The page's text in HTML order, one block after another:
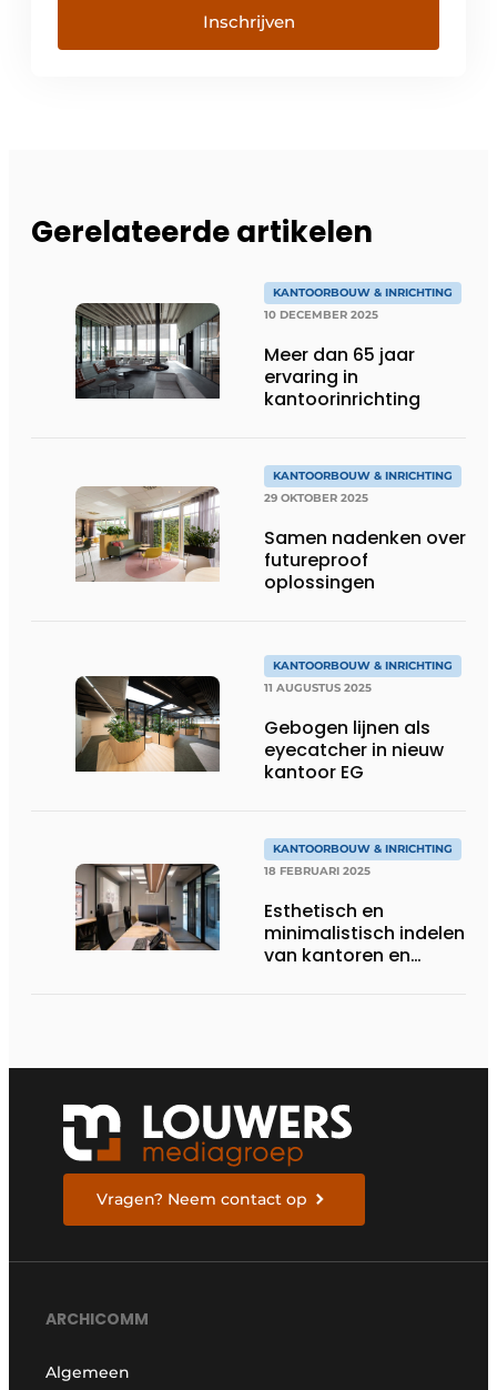
Inschrijven
Gerelateerde artikelen
KANTOORBOUW & INRICHTING
10 DECEMBER 2025
Meer dan 65 jaar
ervaring in
kantoorinrichting
KANTOORBOUW & INRICHTING
29 OKTOBER 2025
Samen nadenken over
futureproof
oplossingen
KANTOORBOUW & INRICHTING
11 AUGUSTUS 2025
Gebogen lijnen als
eyecatcher in nieuw
kantoor EG
KANTOORBOUW & INRICHTING
18 FEBRUARI 2025
Esthetisch en
minimalistisch indelen
van kantoren en
Vragen? Neem contact op
ARCHICOMM
Algemeen